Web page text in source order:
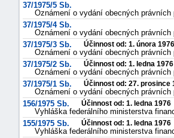
37/1975/5 Sb.
Oznámení o vydání obecných právních
37/1975/4 Sb.
Oznámení o vydání obecných právních
37/1975/3 Sb.
Účinnost od: 1. února 1976
Oznámení o vydání obecných právních
37/1975/2 Sb.
Účinnost od: 1. ledna 1976
Oznámení o vydání obecných právních
37/1975/1 Sb.
Účinnost od: 27. prosince
Oznámení o vydání obecných právních
156/1975 Sb.
Účinnost od: 1. ledna
Vyhláška federálního ministerstva
155/1975 Sb.
Účinnost od: 1. ledna
Vyhláška federálního ministerstva